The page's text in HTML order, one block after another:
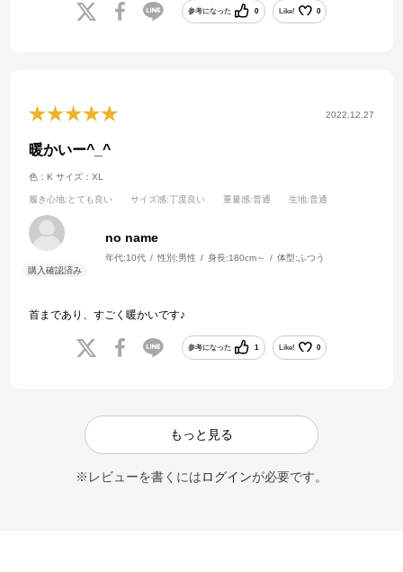
参考になった 0 Like! 0
2022.12.27
暖かいー^_^
色：K サイズ：XL
履き心地:とても良い サイズ感:丁度良い 重量感:普通 生地:普通
no name
年代:10代 性別:男性 身長:180cm～ 体型: ふつう
首まであり、すごく暖かいです♪
参考になった 1 Like! 0
もっと見る
※レビューを書くにはログインが必要です。